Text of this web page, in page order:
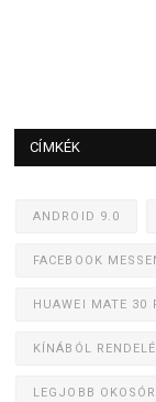
CÍMKÉK
ANDROID 9.0
FACEBOOK
HUAWEI MATE 30
KÍNÁBÓL
LEGJOBB